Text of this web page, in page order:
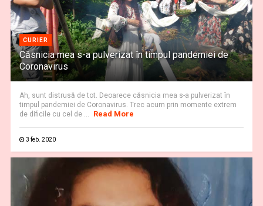
CURIER
Căsnicia mea s-a pulverizat în timpul pandemiei de
Coronavirus
Ah, sunt distrusă de tot. Deoarece căsnicia mea s-a pulverizat în
timpul pandemiei de Coronavirus. Trec acum prin momente extrem
de dificile cu cel de ...
Read More
3 feb. 2020